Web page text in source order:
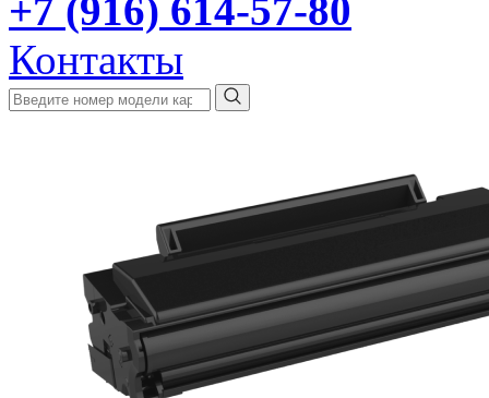
+7 (916) 614-57-80
Контакты